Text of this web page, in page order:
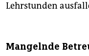
Lehrstunden
Mangelnde